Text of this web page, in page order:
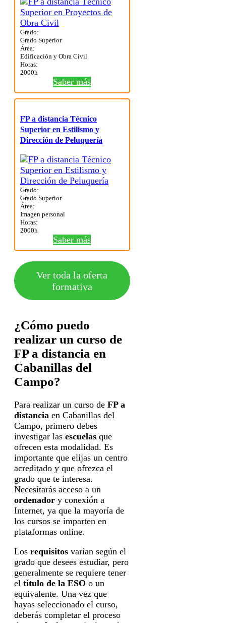
Grado:
Grado Superior
Área:
Edificación y Obra Civil
Horas:
2000h
Saber más
FP a distancia Técnico
Superior en Estilismo y
Dirección de Peluquería
Grado:
Grado Superior
Área:
Imagen personal
Horas:
2000h
Saber más
Ver toda la oferta
formativa
¿Cómo puedo
realizar un curso de
FP a distancia en
Cabanillas del
Campo?
Para realizar un curso de FP a
distancia en Cabanillas del
Campo, primero debes
investigar las escuelas que
ofrecen esta modalidad. Es
importante que elijas un centro
acreditado y que ofrezca el
grado que te interesa.
Necesitarás acceso a un
ordenador y conexión a
Internet, ya que la mayoría de
los cursos se imparten en
plataformas online.
Los requisitos varían según el
grado que desees estudiar, pero
generalmente se requiere tener
el título de la ESO o un
equivalente. Una vez que
hayas seleccionado el curso,
deberás completar el proceso